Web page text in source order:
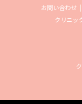
お問い合わせ
クリニッ